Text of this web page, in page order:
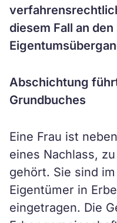
diesem Fall an
Abschichtung
Grundbuches
Eine Frau ist
eines Nachlass,
gehört. Sie sind
Eigentümer in
eingetragen. Die